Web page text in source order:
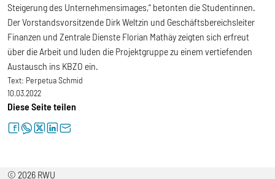
Steigerung des Unternehmensimages,“ betonten die Studentinnen.
Der Vorstandsvorsitzende Dirk Weltzin und Geschäftsbereichsleiter
Finanzen und Zentrale Dienste Florian Mathäy zeigten sich erfreut
über die Arbeit und luden die Projektgruppe zu einem vertiefenden
Austausch ins KBZO ein.
Text: Perpetua Schmid
10.03.2022
Diese Seite teilen
facebookwhatsapptwitterlinkedinletter
© 2026 RWU